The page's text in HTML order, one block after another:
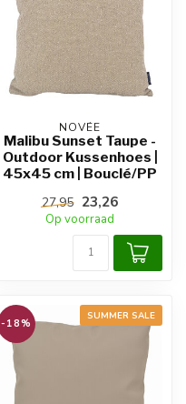
NOVÉE
Malibu Sunset Taupe -
Outdoor Kussenhoes |
45x45 cm | Bouclé/PP
27,95 23,26
Op voorraad
SUMMER SALE
-18%